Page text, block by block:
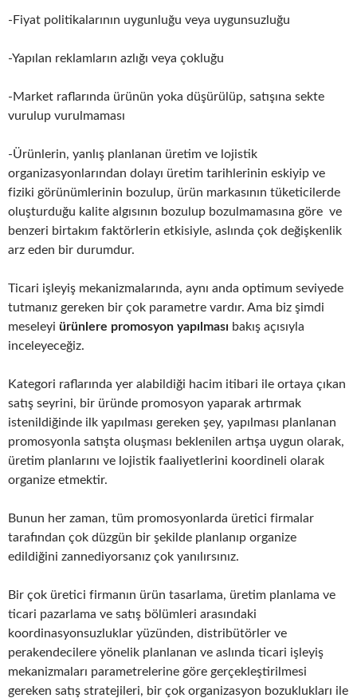
-Fiyat politikalarının uygunluğu veya uygunsuzluğu
-Yapılan reklamların azlığı veya çokluğu
-Market raflarında ürünün yoka düşürülüp, satışına sekte
vurulup vurulmaması
-Ürünlerin, yanlış planlanan üretim ve lojistik
organizasyonlarından dolayı üretim tarihlerinin eskiyip ve
fiziki görünümlerinin bozulup, ürün markasının tüketicilerde
oluşturduğu kalite algısının bozulup bozulmamasına göre ve
benzeri birtakım faktörlerin etkisiyle, aslında çok değişkenlik
arz eden bir durumdur.
Ticari işleyiş mekanizmalarında, aynı anda optimum seviyede
tutmanız gereken bir çok parametre vardır. Ama biz şimdi
meseleyi ürünlere promosyon yapılması bakış açısıyla
inceleyeceğiz.
Kategori raflarında yer alabildiği hacim itibari ile ortaya çıkan
satış seyrini, bir üründe promosyon yaparak artırmak
istenildiğinde ilk yapılması gereken şey, yapılması planlanan
promosyonla satışta oluşması beklenilen artışa uygun olarak,
üretim planlarını ve lojistik faaliyetlerini koordineli olarak
organize etmektir.
Bunun her zaman, tüm promosyonlarda üretici firmalar
tarafından çok düzgün bir şekilde planlanıp organize
edildiğini zannediyorsanız çok yanılırsınız.
Bir çok üretici firmanın ürün tasarlama, üretim planlama ve
ticari pazarlama ve satış bölümleri arasındaki
koordinasyonsuzluklar yüzünden, distribütörler ve
perakendecilere yönelik planlanan ve aslında ticari işleyiş
mekanizmaları parametrelerine göre gerçekleştirilmesi
gereken satış stratejileri, bir çok organizasyon bozuklukları ile